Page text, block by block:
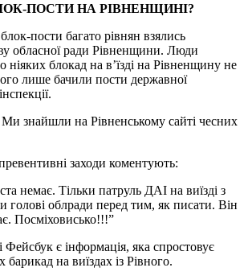
ПОСТИ НА РІВНЕНЩИНІ?
пости багато рівнян взялись
обласної ради Рівненщини. Люди
ніяких блокад на в’їзді на Рівненщину не
лише бачили пости державної
Ми знайшли на Рівненському сайті чесних
заходи коментують:
немає. Тільки патруль ДАІ на виїзді з
голові облради перед тим, як писати. Він
Посміховисько!!!”
Фейсбук є інформація, яка спростовує
барикад на виїздах із Рівного.